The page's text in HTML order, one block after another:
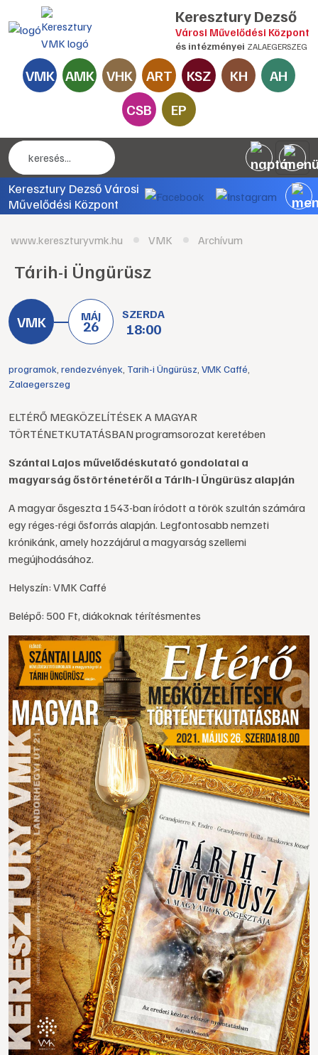
Keresztury Dezső
Városi Művelődési Központ
és intézményei ZALAEGERSZEG
VMK AMK VHK ART KSZ KH
AH
CSB
EP
Keresztury Dezső Városi
Művelődési Központ
www.kereszturyvmk.hu VMK Archívum
Tárih-i Üngürüsz
MÁJ
26
SZERDA
18:00
programok rendezvények Tarih-i Üngürüsz VMK Caffé
Zalaegerszeg
ELTÉRŐ MEGKÖZELÍTÉSEK A MAGYAR
TÖRTÉNETKUTATÁSBAN programsorozat keretében
Szántai Lajos művelődéskutató gondolatai a
magyarság őstörténetéről a Tárih-i Üngürüsz alapján
A magyar ősgeszta 1543-ban íródott a török szultán számára
egy réges-régi ősforrás alapján. Legfontosabb nemzeti
krónikánk, amely hozzájárul a magyarság szellemi
megújhodásához.
Helyszín: VMK Caffé
Belépő: 500 Ft, diákoknak térítésmentes